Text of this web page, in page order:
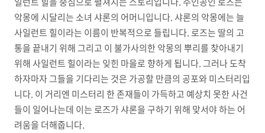
악몽에 시달리는 소녀 샤론의 어머니입니다. 샤론의 악몽에는 늘
사일런트 힐이라는 이름이 반복적으로 들립니다. 로즈는 딸의 고
통을 끝내기 위해 그리고 이 불가사의한 악몽의 뿌리를 찾아내기
위해 사일런트 힐이라는 잊힌 마을로 향하게 됩니다. 그러나 도착
하자마자 그들을 기다리는 것은 가공할 만큼의 공포와 미스터리입
니다. 이 거리엔 미스터리 한 존재들이 가득하고 예상치 못한 사건
들이 일어나는데 이는 로즈가 샤론을 구하기 위해 맞서야 하는 어
려움을 더해줍니다.